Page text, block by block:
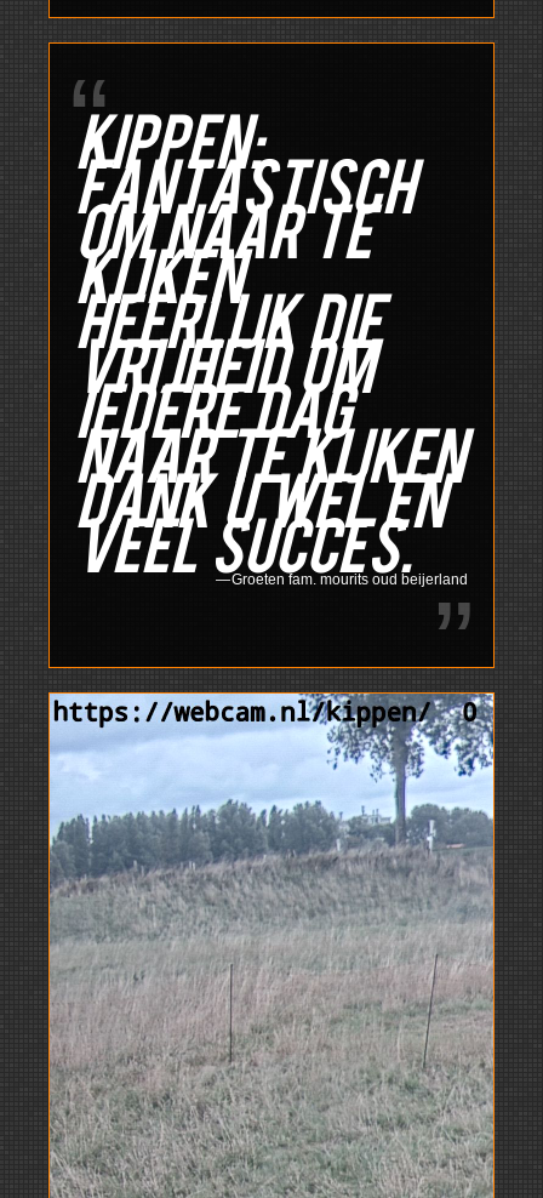
kippen:
fantastisch
om naar te
kijken
heerlijk die
vrijheid om
iedere dag
naar te kijken
dank u wel en
veel succes.
Groeten fam. mourits oud beijerland